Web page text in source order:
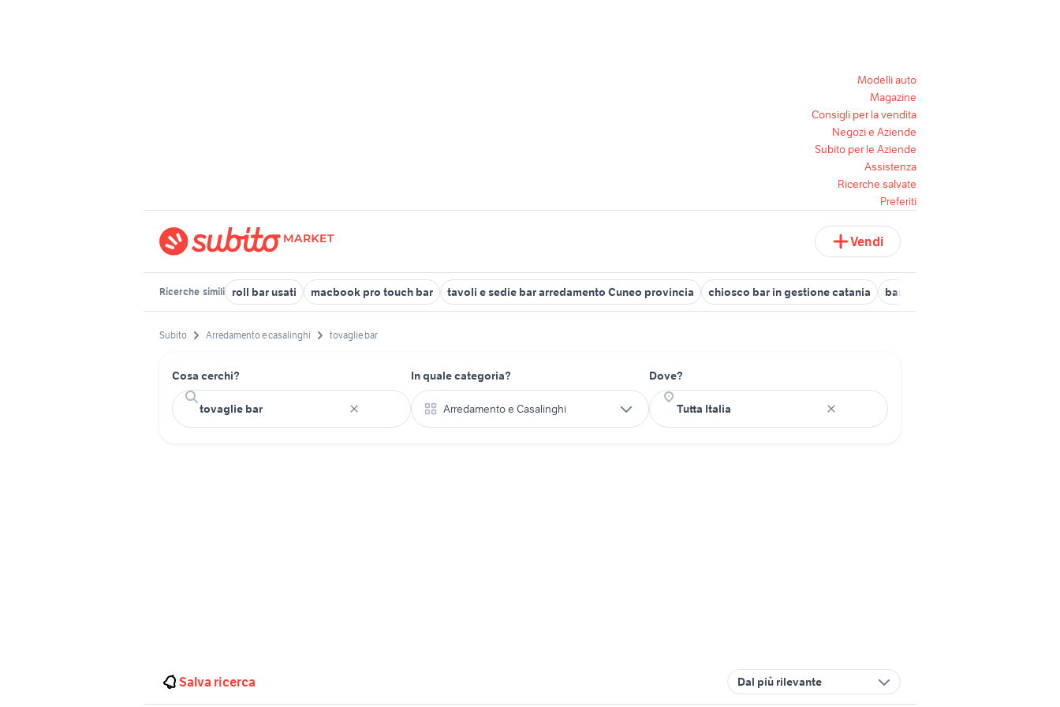
Modelli auto
Magazine
Consigli per la vendita
Negozi e Aziende
Subito per le Aziende
Assistenza
Ricerche salvate
Preferiti
Vendi
Ricerche simili roll bar usati macbook pro touch bar tavoli e sedie bar arredamento Cuneo provincia chiosco bar in gestione catania bar riccione
Subito Arredamento e casalinghi tovaglie bar
Cosa cerchi? In quale categoria?
Arredamento e Casalinghi
Dove?
Salva ricerca Dal più rilevante